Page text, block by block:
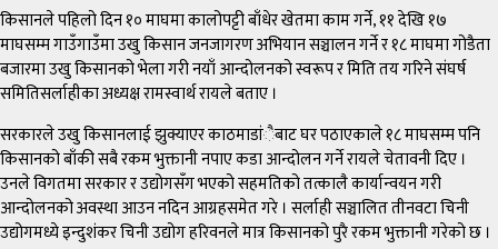
किसानले पहिलो दिन १० माघमा कालोपट्टी बाँधेर खेतमा काम गर्ने, ११ देखि १७
माघसम्म गाउँगाउँमा उखु किसान जनजागरण अभियान सञ्चालन गर्ने र १८ माघमा गोडैता
बजारमा उखु किसानको भेला गरी नयाँ आन्दोलनको स्वरूप र मिति तय गरिने संघर्ष
समितिसर्लाहीका अध्यक्ष रामस्वार्थ रायले बताए ।
सरकारले उखु किसानलाई झुक्याएर काठमाडांैबाट घर पठाएकाले १८ माघसम्म पनि
किसानको बाँकी सबै रकम भुक्तानी नपाए कडा आन्दोलन गर्ने रायले चेतावनी दिए ।
उनले विगतमा सरकार र उद्योगसँग भएको सहमतिको तत्कालै कार्यान्वयन गरी
आन्दोलनको अवस्था आउन नदिन आग्रहसमेत गरे । सर्लाही सञ्चालित तीनवटा चिनी
उद्योगमध्ये इन्दुशंकर चिनी उद्योग हरिवनले मात्र किसानको पुरै रकम भुक्तानी गरेको छ ।